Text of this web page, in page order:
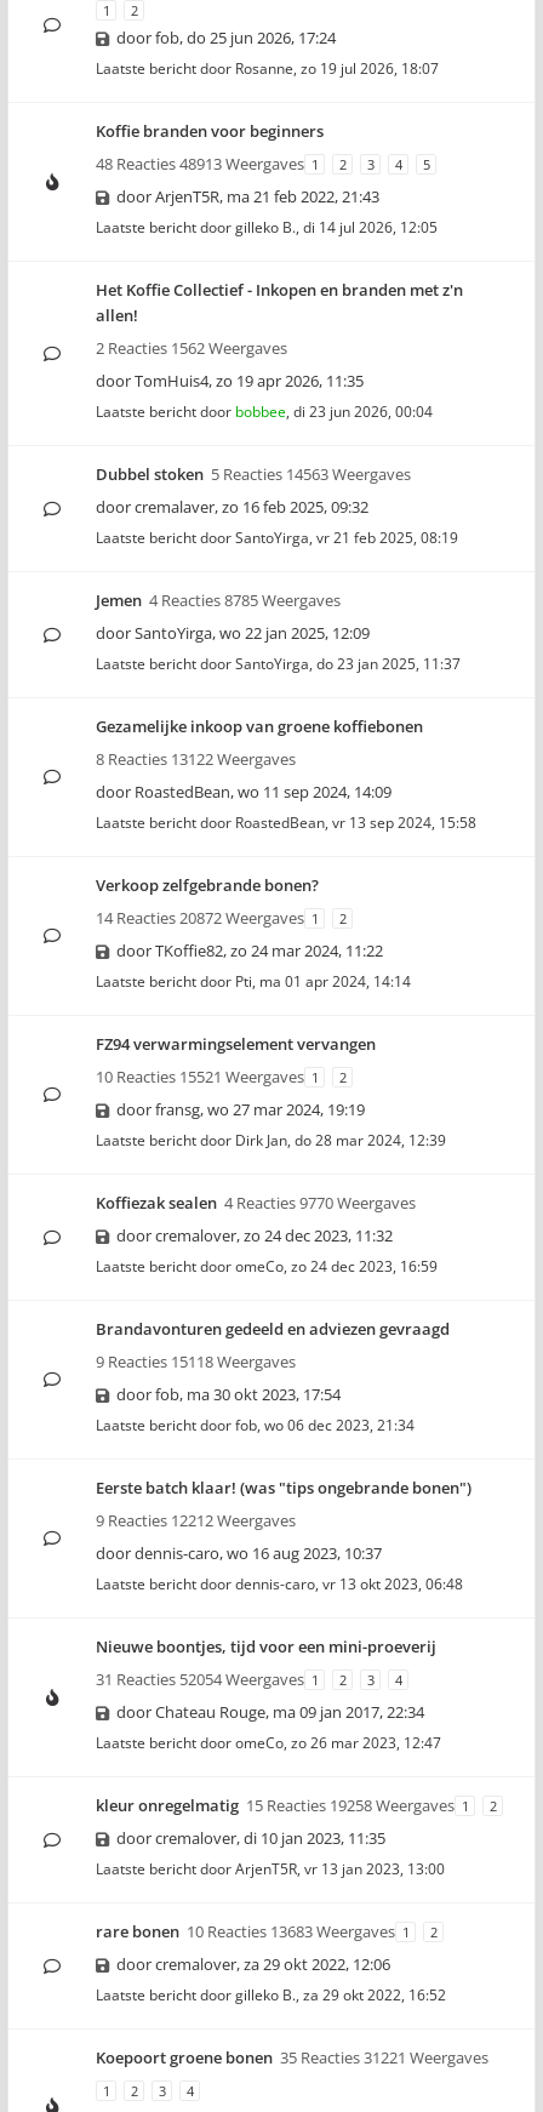
1 2
doorfob,do 25 jun 2026, 17:24
Laatste bericht door Rosanne, zo 19 jul 2026, 18:07
Koffie branden voor beginners
48 Reacties 48913 Weergaves 1 2 3 4 5
doorArjenT5R, ma 21 feb 2022, 21:43
Laatste bericht doorgilleko B., di 14 jul 2026, 12:05
Het Koffie Collectief - Inkopen en branden met z'n
allen!
2 Reacties 1562 Weergaves
doorTomHuis4,zo 19 apr 2026, 11:35
Laatste bericht door bobbee, di 23 jun 2026, 00:04
Dubbel stoken 5 Reacties 14563 Weergaves
doorcremalaver,zo 16 feb 2025, 09:32
Laatste bericht doorSantoYirga, vr 21 feb 2025, 08:19
Jemen 4 Reacties 8785 Weergaves
doorSantoYirga,wo 22 jan 2025, 12:09
Laatste bericht doorSantoYirga, do 23 jan 2025, 11:37
Gezamelijke inkoop van groene koffiebonen
8 Reacties 13122 Weergaves
door RoastedBean,wo 11 sep 2024, 14:09
Laatste bericht door RoastedBean, vr 13 sep 2024, 15:58
Verkoop zelfgebrande bonen?
14 Reacties 20872 Weergaves 1 2
doorTKoffie82,zo 24 mar 2024, 11:22
Laatste bericht door Pti, ma 01 apr 2024, 14:14
FZ94 verwarmingselement vervangen
10 Reacties 15521 Weergaves 1 2
doorfransg,wo 27 mar 2024, 19:19
Laatste bericht door Dirk Jan, do 28 mar 2024, 12:39
Koffiezak sealen 4 Reacties 9770 Weergaves
doorcremalover,zo 24 dec 2023, 11:32
Laatste bericht dooromeCo, zo 24 dec 2023, 16:59
Brandavonturen gedeeld en adviezen gevraagd
9 Reacties 15118 Weergaves
doorfob, ma 30 okt 2023, 17:54
Laatste bericht doorfob, wo 06 dec 2023, 21:34
Eerste batch klaar! (was "tips ongebrande bonen")
9 Reacties 12212 Weergaves
doordennis-caro,wo 16 aug 2023, 10:37
Laatste bericht doordennis-caro, vr 13 okt 2023, 06:48
Nieuwe boontjes, tijd voor een mini-proeverij
31 Reacties 52054 Weergaves 1 2 3 4
doorChateau Rouge, ma 09 jan 2017, 22:34
Laatste bericht dooromeCo, zo 26 mar 2023, 12:47
kleur onregelmatig 15 Reacties 19258 Weergaves 1 2
doorcremalover,di 10 jan 2023, 11:35
Laatste bericht doorArjenT5R, vr 13 jan 2023, 13:00
rare bonen 10 Reacties 13683 Weergaves 1 2
doorcremalover,za 29 okt 2022, 12:06
Laatste bericht doorgilleko B., za 29 okt 2022, 16:52
Koepoort groene bonen 35 Reacties 31221 Weergaves
1 2 3 4